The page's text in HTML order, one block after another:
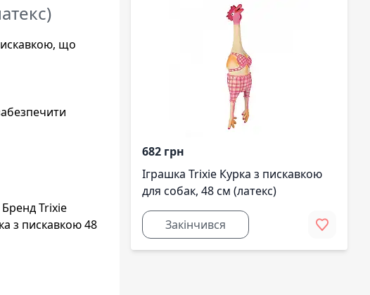
що
Trixie
з пискавкою 48
682 грн
Іграшка Trixie Курка з пискавкою
для собак, 48 см (латекс)
Закінчився